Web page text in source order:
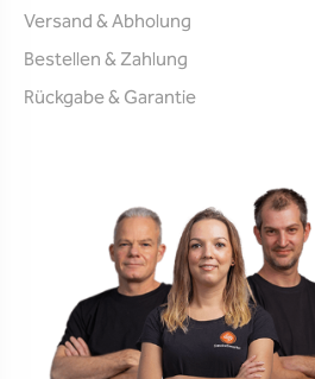
Versand & Abholung
Bestellen & Zahlung
Rückgabe & Garantie